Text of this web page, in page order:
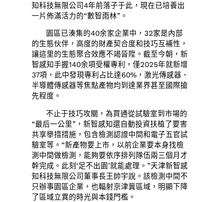
知科技無限公司4年前落子于此，現在已培養出
一片佈滿活力的“數智雨林”。
園區已湊集的40余家企業中，32家是內部
的生態伙伴，高度的財產契合度和技巧互補性，
讓這里的生態聚合效應不竭晉陞。截至今朝，新
智感知手握140余項受權專利，僅2025年就新增
37項，此中發現專利占比達60%，激光傳感器、
半導體傳感器等焦點產物均到達業界甚至國際搶
先程度。
不止于技巧攻關，為買通從試驗室到市場的
“最后一公里”，新智感知還自動投資扶植了要害
共享舉措措施，包含檢測認證中間和電子五官試
驗室等。“新產物要上市，以前企業要本身找檢
測中間做檢測，能夠要依序排列隊伍兩三個月才
幹完成。此刻‘足不出園’就能處理。”天津新智感
知科技無限公司董事長王帥宇說。該檢測中間不
只辦事園區企業，也輻射京津冀區域，明顯下降
了區域立異的時光與本錢門檻。